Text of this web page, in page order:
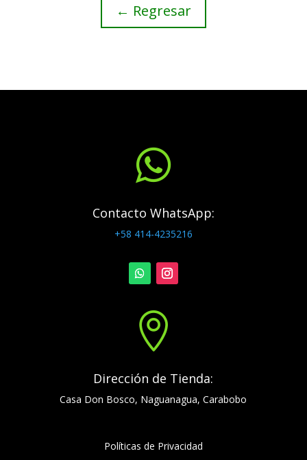
← Regresar

Contacto WhatsApp:
+58 414-4235216

Dirección de Tienda:
Casa Don Bosco, Naguanagua, Carabobo
Políticas de Privacidad